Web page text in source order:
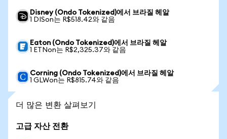
Disney (Ondo Tokenized)에서 브라질 헤알
1 DISon는 R$518.42와 같음
Eaton (Ondo Tokenized)에서 브라질 헤알
1 ETNon는 R$2,325.37와 같음
Corning (Ondo Tokenized)에서 브라질 헤알
1 GLWon는 R$815.74와 같음
더 많은 변환 살펴보기
고급 자산 전환